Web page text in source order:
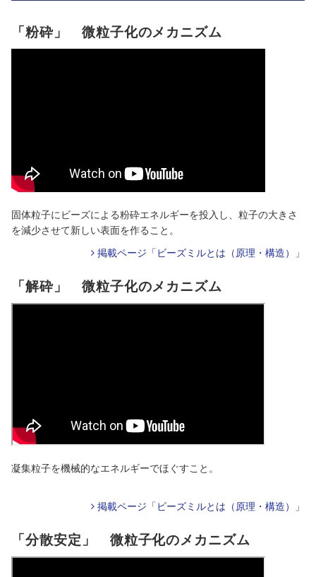
「粉砕」 微粒子化のメカニズム
固体粒子にビーズによる粉砕エネルギーを投入し、粒子の大きさ
を減少させて新しい表面を作ること。
掲載ページ「ビーズミルとは（原理・構造）」
「解砕」 微粒子化のメカニズム
凝集粒子を機械的なエネルギーでほぐすこと。
掲載ページ「ビーズミルとは（原理・構造）」
「分散安定」 微粒子化のメカニズム